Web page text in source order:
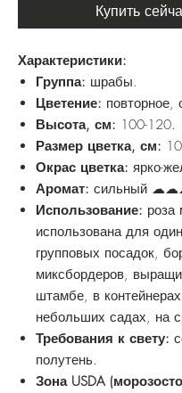
Купить
Характеристики:
Группа: шрабы.
Цветение: повторное,
Высота, см: 100-120.
Размер цветка, см:
Окрас цветка: ярко-
Аромат: сильный
Использование: роза
использована для
групповых посадок,
миксбордеров,
штамбе, в
небольших садах, на
Требования к свету:
полутень.
Зона USDA